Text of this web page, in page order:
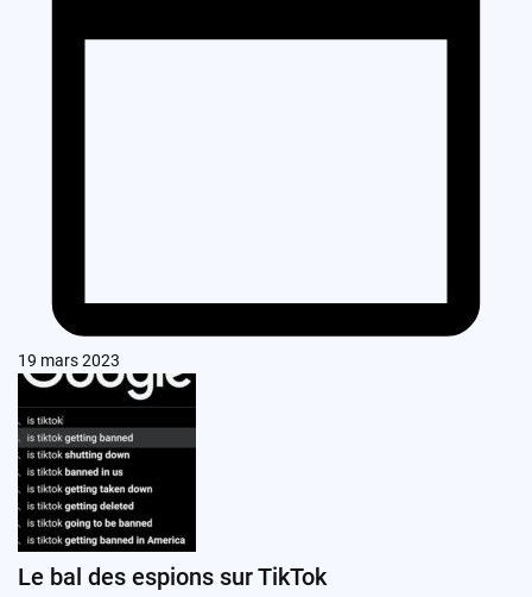
19 mars 2023
Le bal des espions sur TikTok